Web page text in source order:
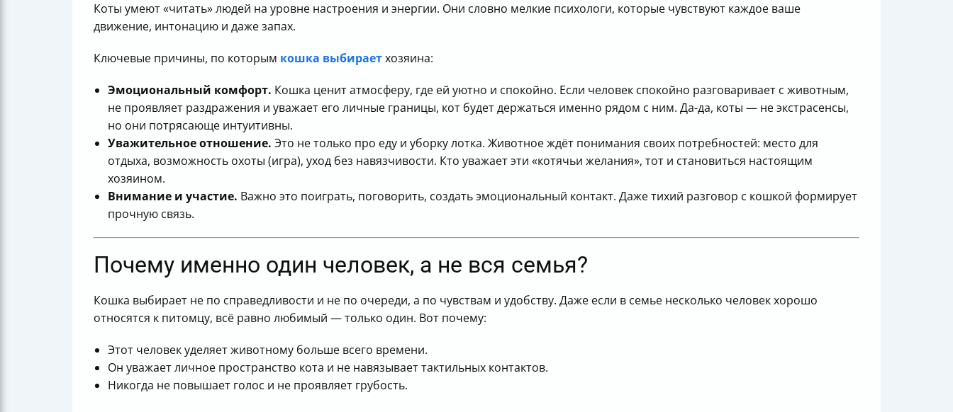
Коты умеют «читать» людей на уровне настроения и энергии. Они словно мелкие психологи, которые чувствуют каждое ваше
движение, интонацию и даже запах.
Ключевые причины, по которым кошка выбираетхозяина:
Эмоциональный комфорт. Кошка ценит атмосферу, где ей уютно и спокойно. Если человек спокойно разговаривает с животным,
не проявляет раздражения и уважает его личные границы, кот будет держаться именно рядом с ним. Да-да, коты — не экстрасенсы,
но они потрясающе интуитивны.
Уважительное отношение. Это не только про еду и уборку лотка. Животное ждёт понимания своих потребностей: место для
отдыха, возможность охоты (игра), уход без навязчивости. Кто уважает эти «котячьи желания», тот и становиться настоящим
хозяином.
Внимание и участие. Важно это поиграть, поговорить, создать эмоциональный контакт. Даже тихий разговор с кошкой формирует
прочную связь.
Почему именно один человек, а не вся семья?
Кошка выбирает не по справедливости и не по очереди, а по чувствам и удобству. Даже если в семье несколько человек хорошо
относятся к питомцу, всё равно любимый — только один. Вот почему:
Этот человек уделяет животному больше всего времени.
Он уважает личное пространство кота и не навязывает тактильных контактов.
Никогда не повышает голос и не проявляет грубость.